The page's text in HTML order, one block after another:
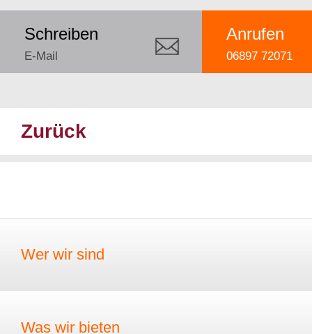
Anrufen
06897 72071
Schreiben
E-Mail
Zurück
Wer wir sind
Was wir bieten